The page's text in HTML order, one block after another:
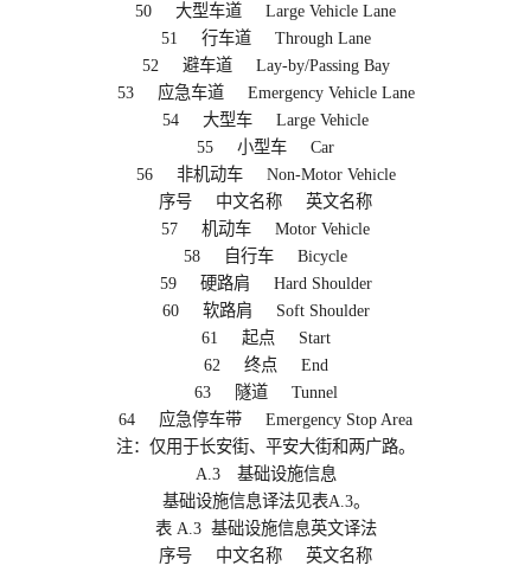
50 大型车道 Large Vehicle Lane
51 行车道 Through Lane
52 避车道 Lay-by/Passing Bay
53 应急车道 Emergency Vehicle Lane
54 大型车 Large Vehicle
55 小型车 Car
56 非机动车 Non-Motor Vehicle
序号 中文名称 英文名称
57 机动车 Motor Vehicle
58 自行车 Bicycle
59 硬路肩 Hard Shoulder
60 软路肩 Soft Shoulder
61 起点 Start
62 终点 End
63 隧道 Tunnel
64 应急停车带 Emergency Stop Area
注：仅用于长安街、平安大街和两广路。
A.3 基础设施信息
基础设施信息译法见表A.3。
表 A.3 基础设施信息英文译法
序号 中文名称 英文名称